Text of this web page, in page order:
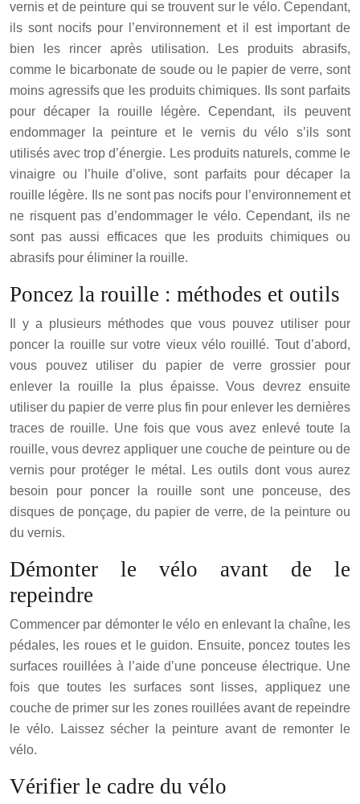
vernis et de peinture qui se trouvent sur le vélo. Cependant,
ils sont nocifs pour l’environnement et il est important de
bien les rincer après utilisation. Les produits abrasifs,
comme le bicarbonate de soude ou le papier de verre, sont
moins agressifs que les produits chimiques. Ils sont parfaits
pour décaper la rouille légère. Cependant, ils peuvent
endommager la peinture et le vernis du vélo s’ils sont
utilisés avec trop d’énergie. Les produits naturels, comme le
vinaigre ou l’huile d’olive, sont parfaits pour décaper la
rouille légère. Ils ne sont pas nocifs pour l’environnement et
ne risquent pas d’endommager le vélo. Cependant, ils ne
sont pas aussi efficaces que les produits chimiques ou
abrasifs pour éliminer la rouille.
Poncez la rouille : méthodes et outils
Il y a plusieurs méthodes que vous pouvez utiliser pour
poncer la rouille sur votre vieux vélo rouillé. Tout d’abord,
vous pouvez utiliser du papier de verre grossier pour
enlever la rouille la plus épaisse. Vous devrez ensuite
utiliser du papier de verre plus fin pour enlever les dernières
traces de rouille. Une fois que vous avez enlevé toute la
rouille, vous devrez appliquer une couche de peinture ou de
vernis pour protéger le métal. Les outils dont vous aurez
besoin pour poncer la rouille sont une ponceuse, des
disques de ponçage, du papier de verre, de la peinture ou
du vernis.
Démonter le vélo avant de le
repeindre
Commencer par démonter le vélo en enlevant la chaîne, les
pédales, les roues et le guidon. Ensuite, poncez toutes les
surfaces rouillées à l’aide d’une ponceuse électrique. Une
fois que toutes les surfaces sont lisses, appliquez une
couche de primer sur les zones rouillées avant de repeindre
le vélo. Laissez sécher la peinture avant de remonter le
vélo.
Vérifier le cadre du vélo